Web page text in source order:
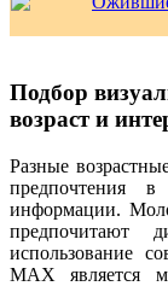
Подбор
возраст и
Разные
предпочтения
информации.
предпочитают
использование
MAX является